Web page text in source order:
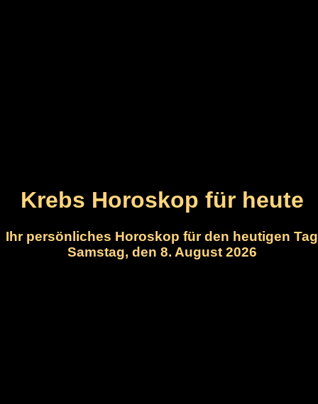
Krebs Horoskop für heute
Ihr persönliches Horoskop für den heutigen Tag
Samstag, den 8. August 2026